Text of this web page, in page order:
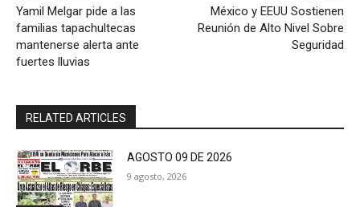
Yamil Melgar pide a las
familias tapachultecas
mantenerse alerta ante
fuertes lluvias
México y EEUU Sostienen
Reunión de Alto Nivel Sobre
Seguridad
RELATED ARTICLES
AGOSTO 09 DE 2026
9 agosto, 2026